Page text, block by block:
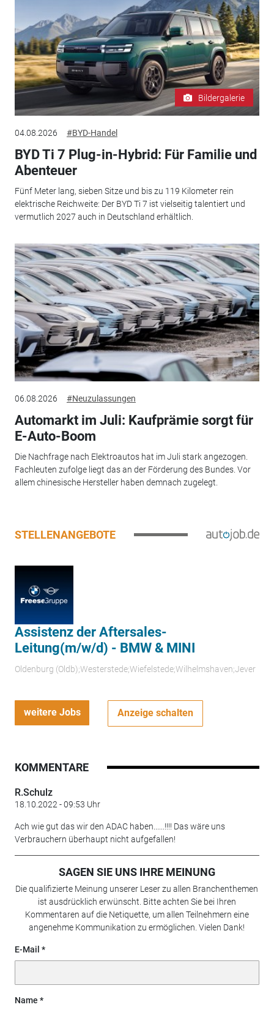
Bildergalerie
04.08.2026 #BYD-Handel
BYD Ti 7 Plug-in-Hybrid: Für Familie und
Abenteuer
Fünf Meter lang, sieben Sitze und bis zu 119 Kilometer rein
elektrische Reichweite: Der BYD Ti 7 ist vielseitig talentiert und
vermutlich 2027 auch in Deutschland erhältlich.
06.08.2026 #Neuzulassungen
Automarkt im Juli: Kaufprämie sorgt für
E-Auto-Boom
Die Nachfrage nach Elektroautos hat im Juli stark angezogen.
Fachleuten zufolge liegt das an der Förderung des Bundes. Vor
allem chinesische Hersteller haben demnach zugelegt.
STELLENANGEBOTE
Assistenz der Aftersales-
Leitung(m/w/d) - BMW & MINI
Oldenburg (Oldb);Westerstede;Wiefelstede;Wilhelmshaven;Jever
weitere Jobs Anzeige schalten
KOMMENTARE
R.Schulz
18.10.2022 - 09:53 Uhr
Ach wie gut das wir den ADAC haben......!!!! Das wäre uns
Verbrauchern überhaupt nicht aufgefallen!
SAGEN SIE UNS IHRE MEINUNG
Die qualifizierte Meinung unserer Leser zu allen Branchenthemen
ist ausdrücklich erwünscht. Bitte achten Sie bei Ihren
Kommentaren auf die Netiquette, um allen Teilnehmern eine
angenehme Kommunikation zu ermöglichen. Vielen Dank!
E-Mail
Name